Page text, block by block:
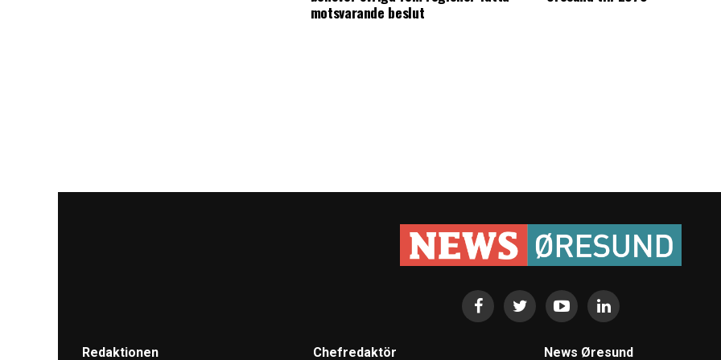
motsvarande beslut
Redaktionen Chefredaktör News Øresund